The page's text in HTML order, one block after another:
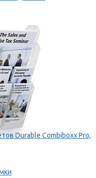
Durable Combiboxx Pro,